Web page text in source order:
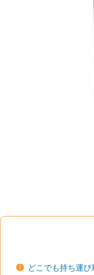
❶ どこでも持ち運